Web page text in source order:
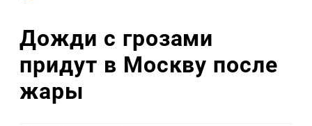
Дожди с грозами
придут в Москву после
жары